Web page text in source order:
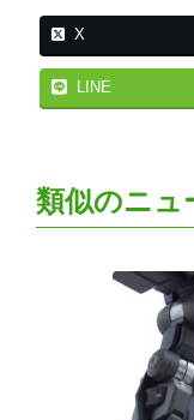
X
LINE
類似のニュ